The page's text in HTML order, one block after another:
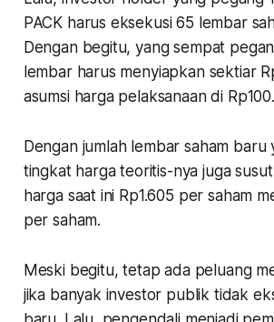
PACK harus eksekusi 65 lembar
Dengan begitu, yang sempat
lembar harus menyiapkan sektiar
asumsi harga pelaksanaan di Rp100.
Dengan jumlah lembar saham baru
tingkat harga teoritis-nya juga
harga saat ini Rp1.605 per saham
per saham.
Meski begitu, tetap ada peluang
jika banyak investor publik tidak